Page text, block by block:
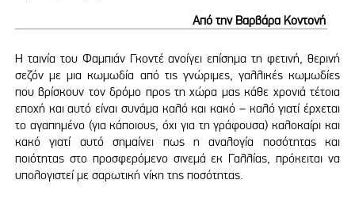
Από την Βαρβάρα Κοντονή
Η ταινία του Φαμπιάν Γκοντέ ανοίγει επίσημα τη φετινή, θερινή
σεζόν με μια κωμωδία από τις γνώριμες, γαλλικές κωμωδίες
που βρίσκουν τον δρόμο προς τη χώρα μας κάθε χρονιά τέτοια
εποχή και αυτό είναι συνάμα καλό και κακό – καλό γιατί έρχεται
το αγαπημένο (για κάποιους, όχι για τη γράφουσα) καλοκαίρι και
κακό γιατί αυτό σημαίνει πως η αναλογία ποσότητας και
ποιότητας στο προσφερόμενο σινεμά εκ Γαλλίας, πρόκειται να
υπολογιστεί με σαρωτική νίκη της ποσότητας.